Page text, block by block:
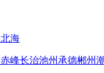
北海
赤峰长治池州 承德郴州